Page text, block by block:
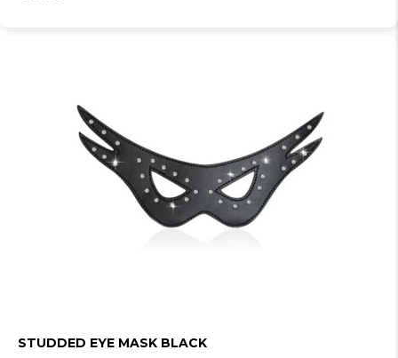
STUDDED EYE MASK BLACK